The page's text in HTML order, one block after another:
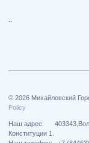
© 2026 Михайловский
Policy
Наш адрес:
Конституции 1.